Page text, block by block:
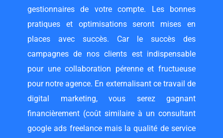
gestionnaires de votre compte. Les bonnes
pratiques et optimisations seront mises en
places avec succès. Car le succès des
campagnes de nos clients est indispensable
pour une collaboration pérenne et fructueuse
pour notre agence. En externalisant ce travail de
digital marketing, vous serez gagnant
financièrement (coût similaire à un consultant
google ads freelancemais la qualité de service